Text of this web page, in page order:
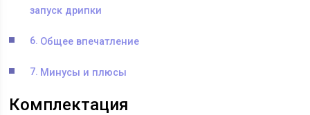
запуск дрипки
Общее впечатление
Минусы и плюсы
Комплектация